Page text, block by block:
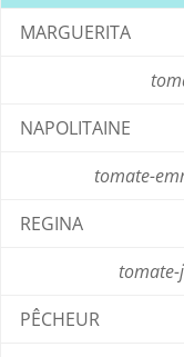
MARGUERITA
NAPOLITAINE
tomate-
REGINA
PÊCHEUR